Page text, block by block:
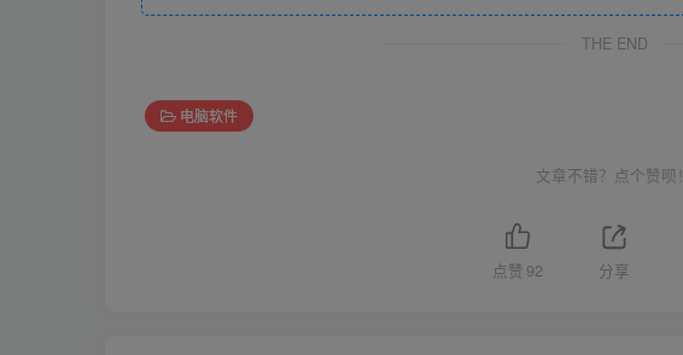
THE END
电脑软件
文章不错？点个赞呗！
点赞 92 分享